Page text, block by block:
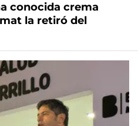
conocida crema
la retiró del